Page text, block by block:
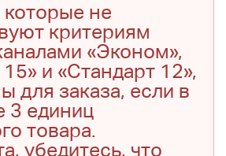
не
критериям
«Эконом»,
и «Стандарт 12»,
для заказа, если в
3 единиц
товара.
убедитесь, что